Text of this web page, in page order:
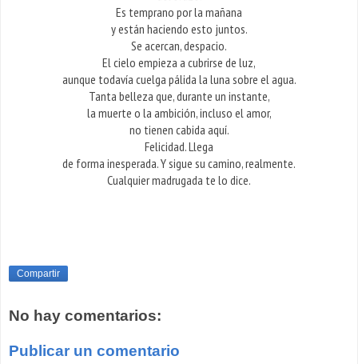
Es temprano por la mañana
y están haciendo esto juntos.
Se acercan, despacio.
El cielo empieza a cubrirse de luz,
aunque todavía cuelga pálida la luna sobre el agua.
Tanta belleza que, durante un instante,
la muerte o la ambición, incluso el amor,
no tienen cabida aquí.
Felicidad. Llega
de forma inesperada. Y sigue su camino, realmente.
Cualquier madrugada te lo dice.
Compartir
No hay comentarios:
Publicar un comentario